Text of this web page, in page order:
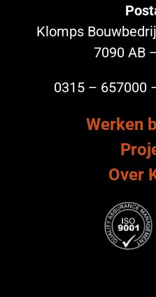
Klomps
7090 AB
0315 – 657000
Werken
Over